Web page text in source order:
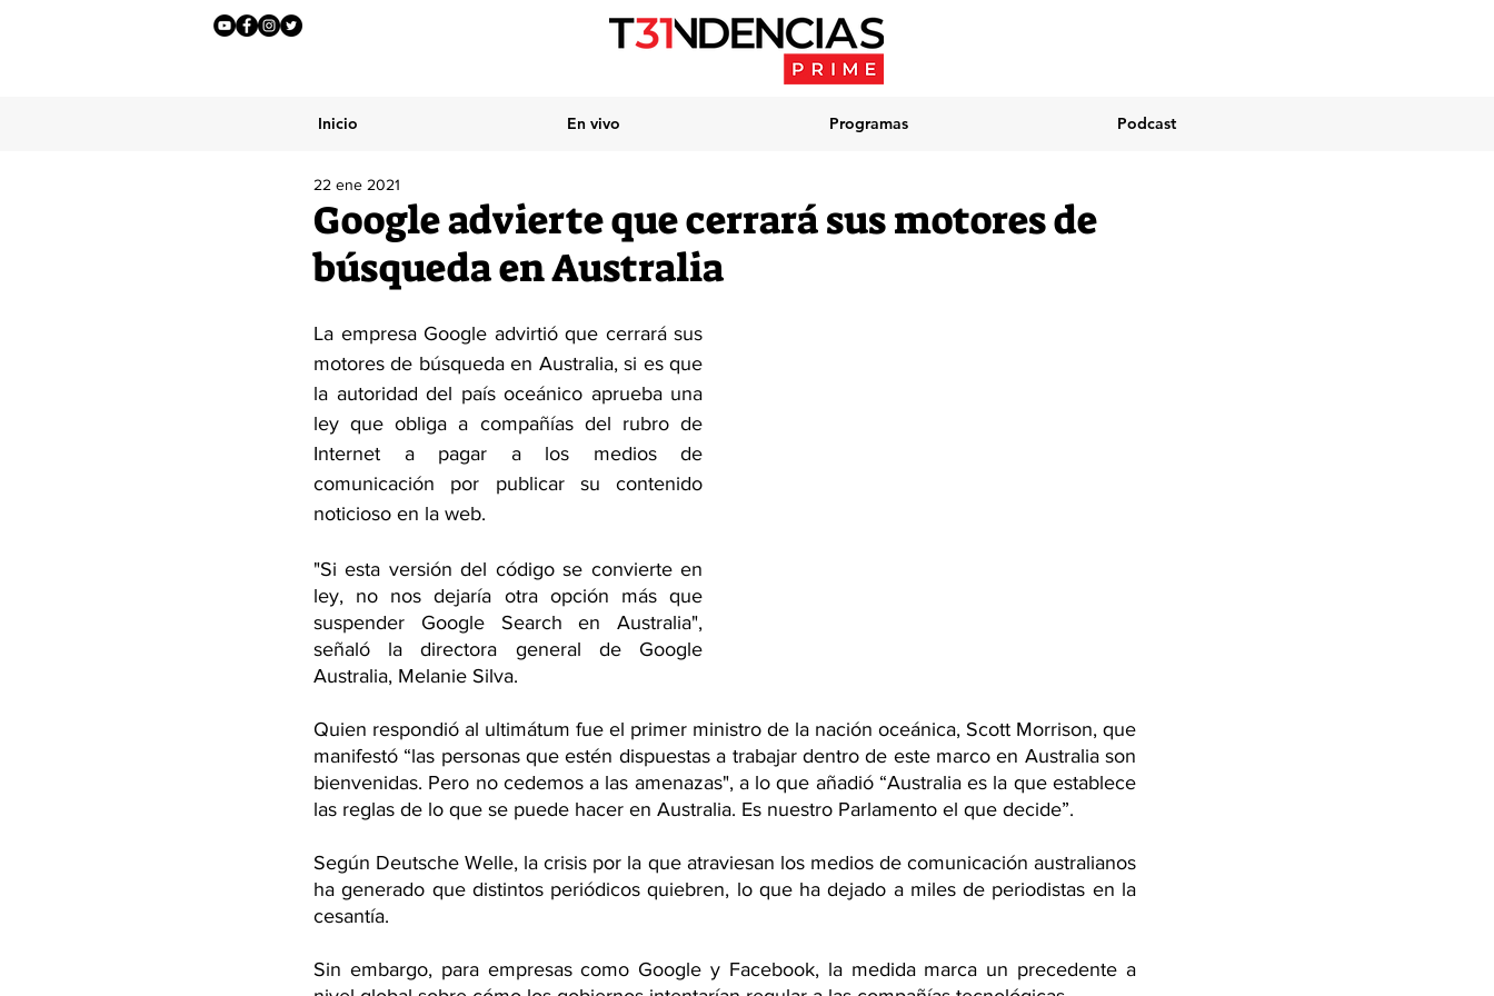
Inicio En vivo Programas Podcast
Google advierte que cerrará sus motores de
búsqueda en Australia
22 ene 2021
La empresa Google advirtió que cerrará sus
motores de búsqueda en Australia, si es que
la autoridad del país oceánico aprueba una
ley que obliga a compañías del rubro de
Internet a pagar a los medios de
comunicación por publicar su contenido
noticioso en la web.
"Si esta versión del código se convierte en
ley, no nos dejaría otra opción más que
suspender Google Search en Australia",
señaló la directora general de Google
Australia, Melanie Silva.
Quien respondió al ultimátum fue el primer ministro de la nación oceánica, Scott Morrison, que
manifestó “las personas que estén dispuestas a trabajar dentro de este marco en Australia son
bienvenidas. Pero no cedemos a las amenazas", a lo que añadió “Australia es la que establece
las reglas de lo que se puede hacer en Australia. Es nuestro Parlamento el que decide”.
Según Deutsche Welle, la crisis por la que atraviesan los medios de comunicación australianos
ha generado que distintos periódicos quiebren, lo que ha dejado a miles de periodistas en la
cesantía.
Sin embargo, para empresas como Google y Facebook, la medida marca un precedente a